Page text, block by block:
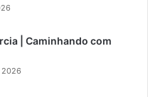
| Caminhando com
2026